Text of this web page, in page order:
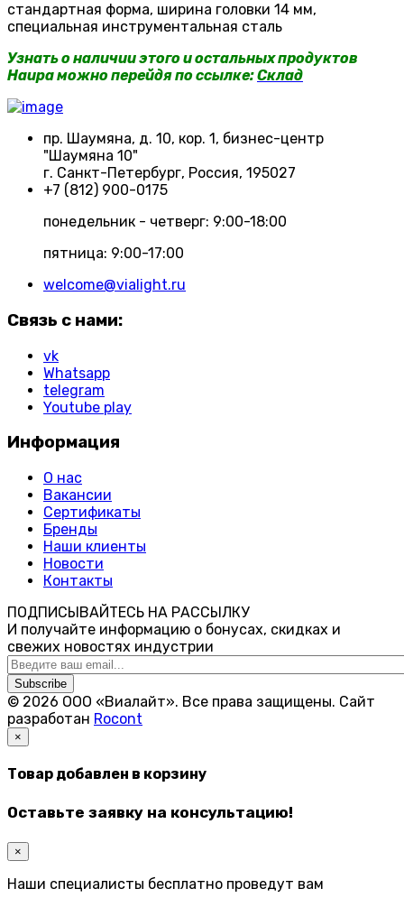
стандартная форма, ширина головки 14 мм,
специальная инструментальная сталь
Узнать о наличии этого и остальных продуктов
Haupa можно перейдя по ссылке:Склад
пр. Шаумяна, д. 10, кор. 1, бизнес-центр
"Шаумяна 10"
г. Санкт-Петербург, Россия, 195027
+7 (812) 900-0175
понедельник - четверг: 9:00-18:00
пятница: 9:00-17:00
welcome@vialight.ru
Связь с нами:
vk
Whatsapp
telegram
Youtube play
Информация
О нас
Вакансии
Сертификаты
Бренды
Наши клиенты
Новости
Контакты
ПОДПИСЫВАЙТЕСЬ НА РАССЫЛКУ
И получайте информацию о бонусах, скидках и
свежих новостях индустрии
Subscribe
© 2026 ООО «Виалайт». Все права защищены. Cайт
разработан Rocont
×
Товар добавлен в корзину
Оставьте заявку на консультацию!
×
Наши специалисты бесплатно проведут вам